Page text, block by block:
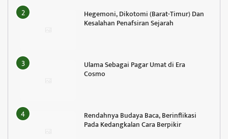
Hegemoni, Dikotomi (Barat-Timur) Dan
Kesalahan Penafsiran Sejarah
Ulama Sebagai Pagar Umat di Era
Cosmo
Rendahnya Budaya Baca, Berinflikasi
Pada Kedangkalan Cara Berpikir